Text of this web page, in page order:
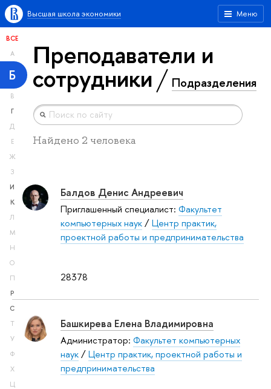
Меню
Высшая школа экономики
ВСЕ
А
Б
В
Г
Д
Е
Ж
З
И
К
Л
М
Н
О
П
Р
С
Т
У
Ф
Х
Ц
Преподаватели и
сотрудники Подразделения
Найдено 2 человека
28378
Балдов Денис Андреевич
Приглашенный специалист: Факультет
компьютерных наук/Центр практик,
проектной работы и предпринимательства
Башкирева Елена Владимировна
Администратор: Факультет компьютерных
наук/Центр практик, проектной работы и
предпринимательства